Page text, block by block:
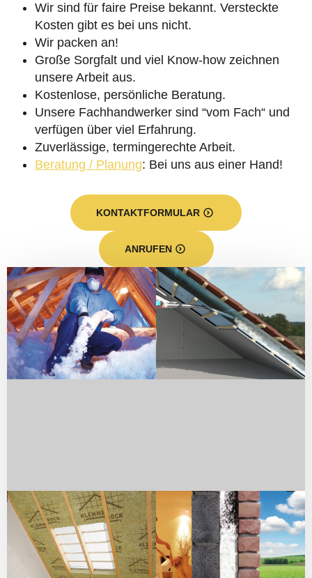
Wir sind für faire Preise bekannt. Versteckte
Kosten gibt es bei uns nicht.
Wir packen an!
Große Sorgfalt und viel Know-how zeichnen
unsere Arbeit aus.
Kostenlose, persönliche Beratung.
Unsere Fachhandwerker sind “vom Fach“ und
verfügen über viel Erfahrung.
Zuverlässige, termingerechte Arbeit.
Beratung / Planung: Bei uns aus einer Hand!
KONTAKTFORMULAR
ANRUFEN